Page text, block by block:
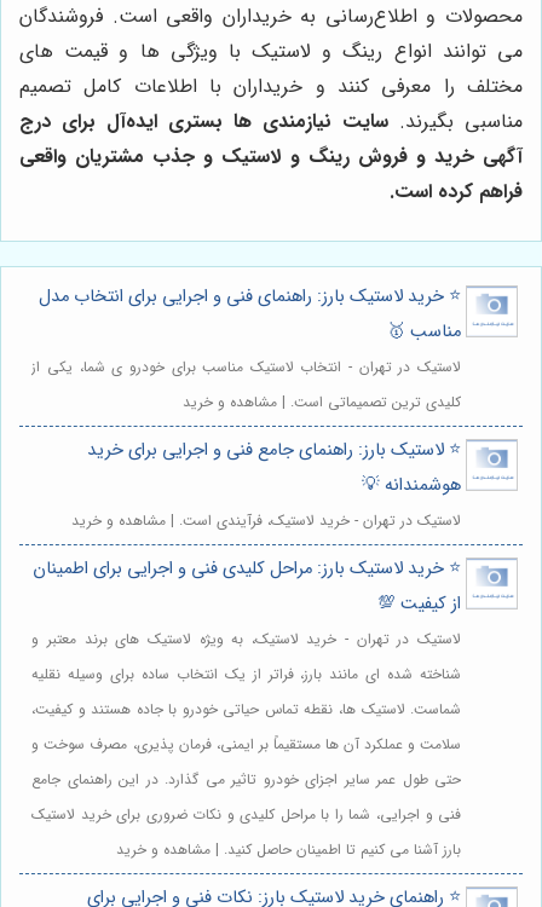
محصولات و اطلاع‌رسانی به خریداران واقعی است. فروشندگان
می توانند انواع رینگ و لاستیک با ویژگی‌ ها و قیمت‌ های
مختلف را معرفی کنند و خریداران با اطلاعات کامل تصمیم
مناسبی بگیرند. سایت نیازمندی‌ ها بستری ایده‌آل برای درج
آگهی خرید و فروش رینگ و لاستیک و جذب مشتریان واقعی
فراهم کرده است.
⭐️ خرید لاستیک بارز: راهنمای فنی و اجرایی برای انتخاب مدل
مناسب 🥇
لاستیک در تهران - انتخاب لاستیک مناسب برای خودرو ی شما، یکی از
کلیدی ترین تصمیماتی است. | مشاهده و خرید
⭐️ لاستیک بارز: راهنمای جامع فنی و اجرایی برای خرید
هوشمندانه 💡
لاستیک در تهران - خرید لاستیک، فرآیندی است. | مشاهده و خرید
⭐️ خرید لاستیک بارز: مراحل کلیدی فنی و اجرایی برای اطمینان
از کیفیت 💯
لاستیک در تهران - خرید لاستیک، به ویژه لاستیک های برند معتبر و
شناخته شده ای مانند بارز، فراتر از یک انتخاب ساده برای وسیله نقلیه
شماست. لاستیک ها، نقطه تماس حیاتی خودرو با جاده هستند و کیفیت،
سلامت و عملکرد آن ها مستقیماً بر ایمنی، فرمان پذیری، مصرف سوخت و
حتی طول عمر سایر اجزای خودرو تاثیر می گذارد. در این راهنمای جامع
فنی و اجرایی، شما را با مراحل کلیدی و نکات ضروری برای خرید لاستیک
بارز آشنا می کنیم تا اطمینان حاصل کنید. | مشاهده و خرید
⭐️ راهنمای خرید لاستیک بارز: نکات فنی و اجرایی برای